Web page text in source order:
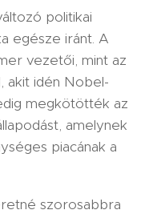
politikai
egésze iránt. A
vezetői, mint az
akit idén Nobel-
megkötötték az
amelynek
piacának a
szorosabbra